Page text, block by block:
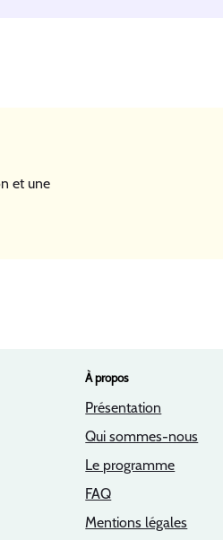
et une
À propos
Présentation
Qui sommes-nous
Le programme
FAQ
Mentions légales